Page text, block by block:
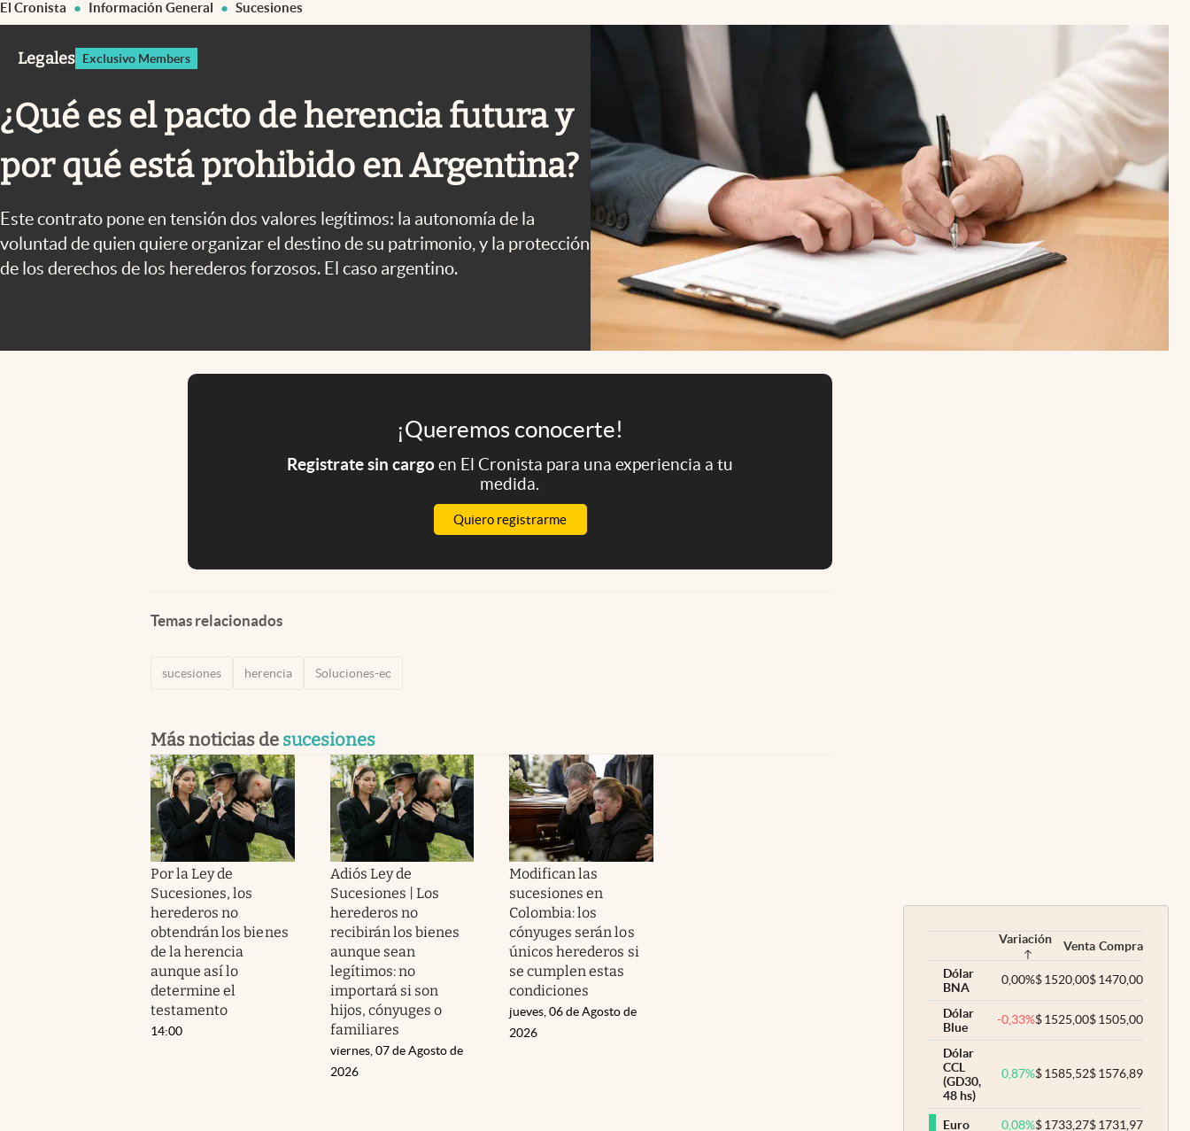
Infotechnology
Mundial 2026
El Cronista Studio
Mediakit
abre en nueva pestaña
El Cronista Información General Sucesiones
Legales Exclusivo Members
¿Qué es el pacto de herencia futura y
por qué está prohibido en Argentina?
Este contrato pone en tensión dos valores legítimos: la autonomía de la
voluntad de quien quiere organizar el destino de su patrimonio, y la protección
de los derechos de los herederos forzosos. El caso argentino.
¡Queremos conocerte!
Registrate sin cargoen El Cronista para una experiencia a tu
medida.
Quiero registrarme
Temas relacionados
sucesiones herencia Soluciones-ec
Más noticias de sucesiones
Por la Ley de
Sucesiones, los
herederos no
obtendrán los bienes
de la herencia
aunque así lo
determine el
testamento
14:00
Adiós Ley de
Sucesiones | Los
herederos no
recibirán los bienes
aunque sean
legítimos: no
importará si son
hijos, cónyuges o
familiares
viernes, 07 de Agosto de
2026
Modifican las
sucesiones en
Colombia: los
cónyuges serán los
únicos herederos si
se cumplen estas
condiciones
jueves, 06 de Agosto de
2026
Variación Venta Compra
Dólar
BNA
0,00%$1520,00$1470,00
Dólar
Blue
-0,33%$1525,00$1505,00
Dólar
CCL
(GD30,
48 hs)
0,87%$1585,52$1576,89
Euro 0,08%$1733,27$1731,97